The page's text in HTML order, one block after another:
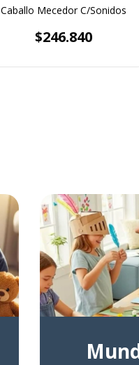
Caballo Mecedor C/Sonidos
$246.840